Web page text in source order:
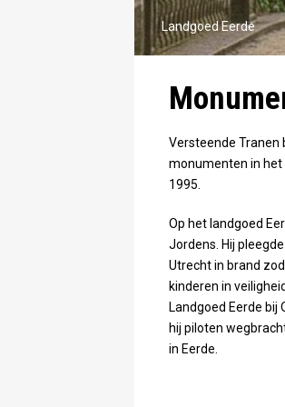
Landgoed Eerde
Versteende Tranen
monumenten in het
1995.
Op het landgoed
Jordens. Hij
Utrecht in brand
kinderen in
Landgoed Eerde
hij piloten
in Eerde.